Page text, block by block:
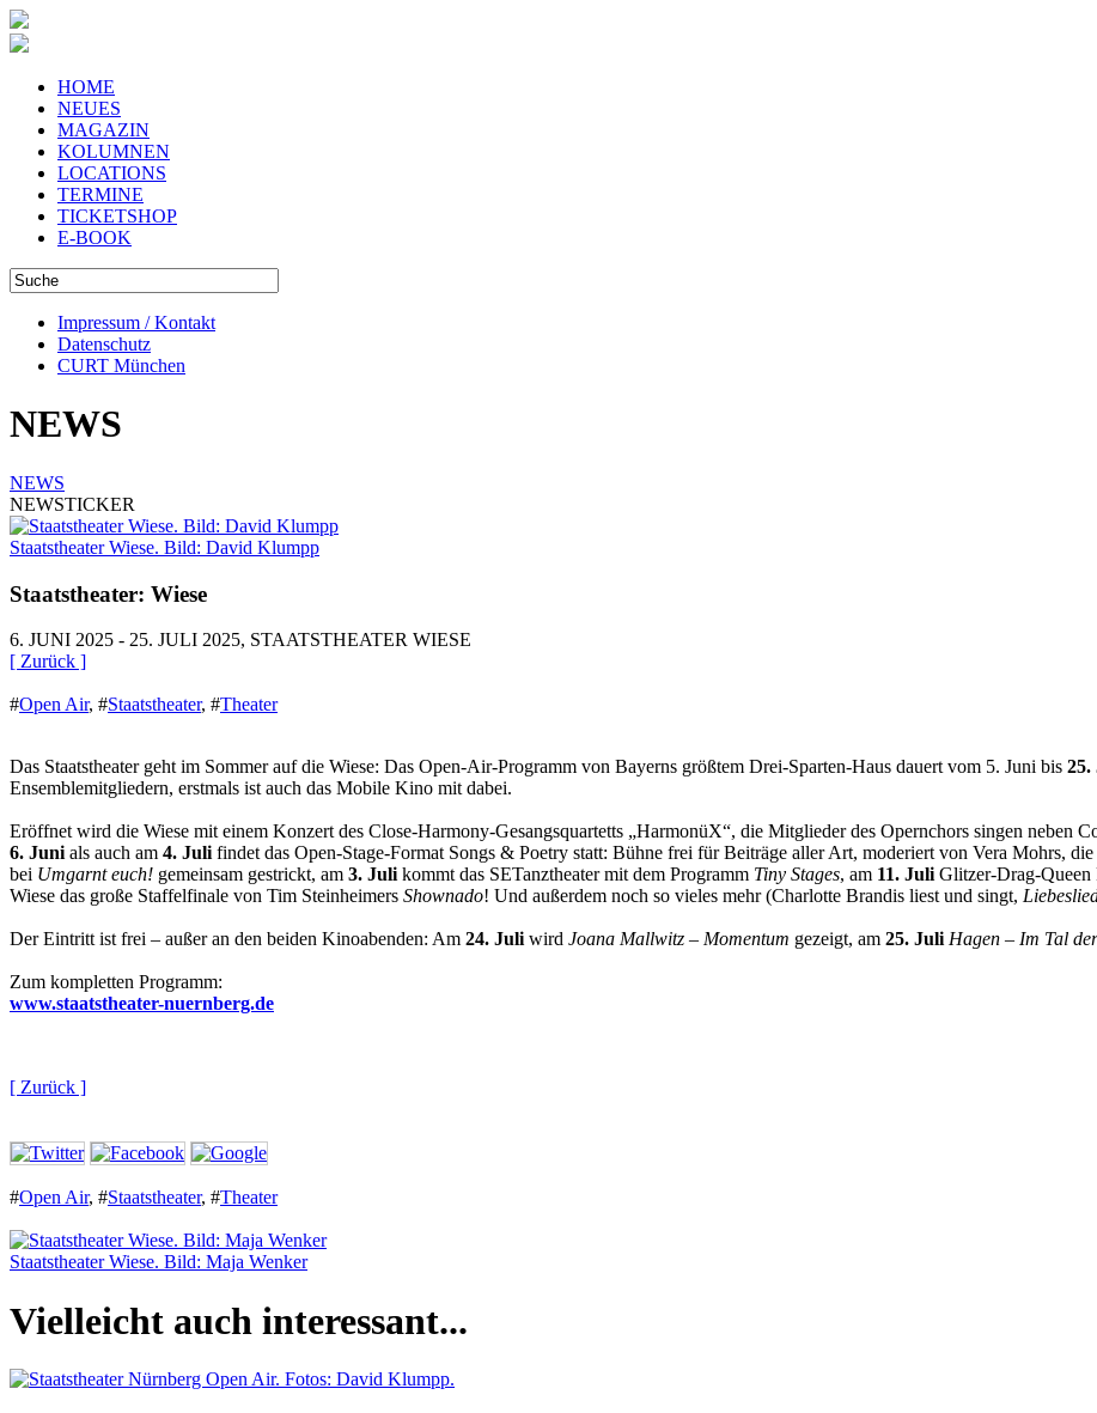
HOME
NEUES
MAGAZIN
KOLUMNEN
LOCATIONS
TERMINE
TICKETSHOP
E-BOOK
Impressum / Kontakt
Datenschutz
CURT München
NEWS
NEWS
NEWSTICKER
Staatstheater Wiese. Bild: David Klumpp
Staatstheater: Wiese
6. JUNI 2025 - 25. JULI 2025, STAATSTHEATER WIESE
[ Zurück ]
#Open Air, #Staatstheater, #Theater
Das Staatstheater geht im Sommer auf die Wiese: Das Open-Air-Programm von Bayerns größtem Drei-Sparten-Haus dauert vom 5. Juni bis 25.
Ensemblemitgliedern, erstmals ist auch das Mobile Kino mit dabei.
Eröffnet wird die Wiese mit einem Konzert des Close-Harmony-Gesangsquartetts „HarmonüX“, die Mitglieder des Opernchors singen neben
6. Juni als auch am 4. Juli findet das Open-Stage-Format Songs & Poetry statt: Bühne frei für Beiträge aller Art, moderiert von Vera Mohrs,
bei Umgarnt euch! gemeinsam gestrickt, am 3. Juli kommt das SETanztheater mit dem Programm Tiny Stages, am 11. Juli Glitzer-Drag-
Wiese das große Staffelfinale von Tim Steinheimers Shownado! Und außerdem noch so vieles mehr (Charlotte Brandis liest und singt,
Der Eintritt ist frei – außer an den beiden Kinoabenden: Am 24. Juli wird Joana Mallwitz – Momentum gezeigt, am 25. Juli Hagen – Im Tal
Zum kompletten Programm:
www.staatstheater-nuernberg.de
[ Zurück ]
#Open Air, #Staatstheater, #Theater
Staatstheater Wiese. Bild: Maja Wenker
Vielleicht auch interessant...